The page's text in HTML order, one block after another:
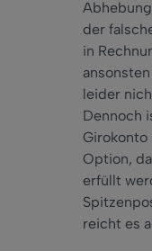
der
in
leider
Dennoch
Girokonto
Option,
erfüllt
reicht es